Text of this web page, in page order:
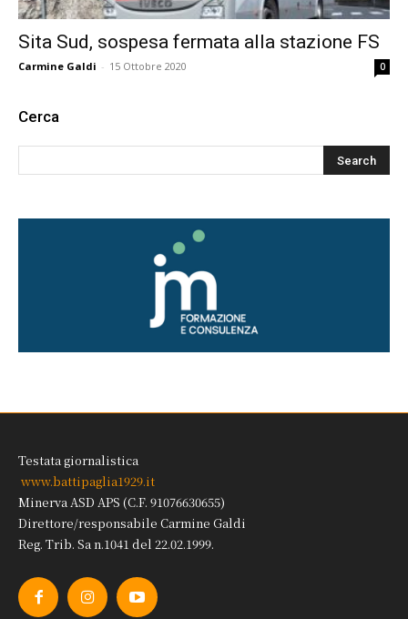
Sita Sud, sospesa fermata alla stazione FS
Carmine Galdi - 15 Ottobre 2020 0
Cerca
Testata giornalistica
www.battipaglia1929.it
Minerva ASD APS (C.F. 91076630655)
Direttore/responsabile Carmine Galdi
Reg. Trib. Sa n.1041 del 22.02.1999.